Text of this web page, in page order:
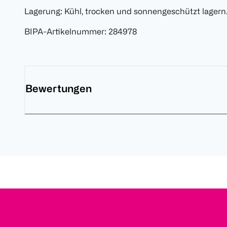
Lagerung: Kühl, trocken und sonnengeschützt lagern.
BIPA-Artikelnummer: 284978
Bewertungen